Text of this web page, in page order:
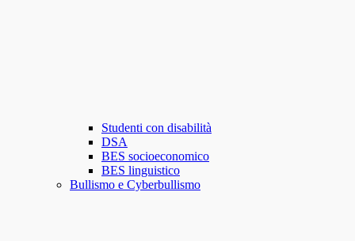
Studenti con disabilità
DSA
BES socioeconomico
BES linguistico
Bullismo e Cyberbullismo